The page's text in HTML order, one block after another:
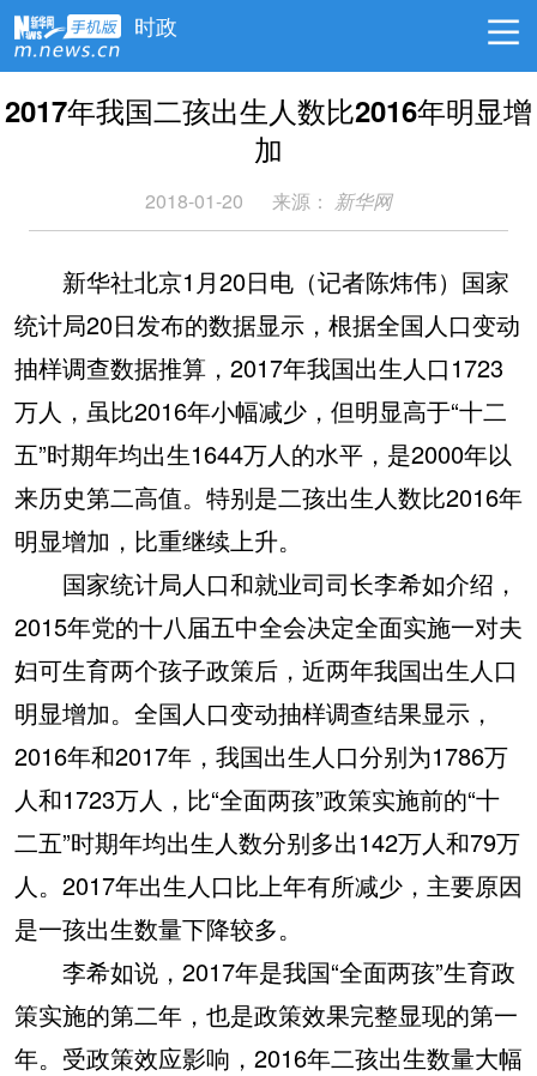
时政
2017年我国二孩出生人数比2016年明显增
加
2018-01-20 来源： 新华网
新华社北京1月20日电（记者陈炜伟）国家
统计局20日发布的数据显示，根据全国人口变动
抽样调查数据推算，2017年我国出生人口1723
万人，虽比2016年小幅减少，但明显高于“十二
五”时期年均出生1644万人的水平，是2000年以
来历史第二高值。特别是二孩出生人数比2016年
明显增加，比重继续上升。
国家统计局人口和就业司司长李希如介绍，
2015年党的十八届五中全会决定全面实施一对夫
妇可生育两个孩子政策后，近两年我国出生人口
明显增加。全国人口变动抽样调查结果显示，
2016年和2017年，我国出生人口分别为1786万
人和1723万人，比“全面两孩”政策实施前的“十
二五”时期年均出生人数分别多出142万人和79万
人。2017年出生人口比上年有所减少，主要原因
是一孩出生数量下降较多。
李希如说，2017年是我国“全面两孩”生育政
策实施的第二年，也是政策效果完整显现的第一
年。受政策效应影响，2016年二孩出生数量大幅